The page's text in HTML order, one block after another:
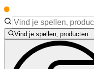
Vind je spellen, producten...